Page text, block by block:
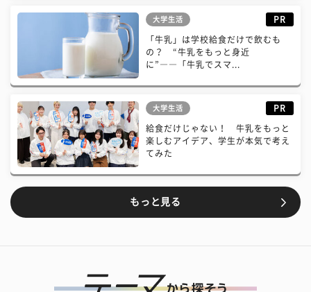
大学生活 PR
「牛乳」は学校給食だけで飲むも
の？ “牛乳をもっと身近
に”――「牛乳でスマ...
大学生活 PR
給食だけじゃない！ 牛乳をもっと
楽しむアイデア、学生が本気で考え
てみた
もっと見る